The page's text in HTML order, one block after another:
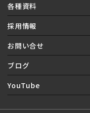
各種資料
納入品図面表紙
注文書
自己制御ヒータ問合せ
漏洩検査機器定期点検
採用情報
お問い合せ
ブログ
YouTube